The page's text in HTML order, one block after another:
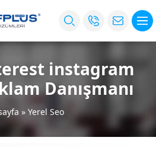
instagram
Danışmanı
» Yerel Seo